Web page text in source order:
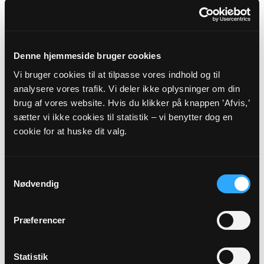
Denne hjemmeside bruger cookies
Vi bruger cookies til at tilpasse vores indhold og til
analysere vores trafik. Vi deler ikke oplysninger om din
brug af vores website. Hvis du klikker på knappen ’Afvis,’
sætter vi ikke cookies til statistik – vi benytter dog en
cookie for at huske dit valg.
Nødvendig
Præferencer
Statistik
1.1 Særlige typer af stillinger
De fleste af folkekirkens præster er ansat i en
sognekirke, men der er også nogle præster,
som har andre arbejdsområder.
I folkekirken findes en række
funktionspræster, som er ansat til at være
præst på særlige områder. Det kan være
for landets grænser, hvor kirken er et vigtigt